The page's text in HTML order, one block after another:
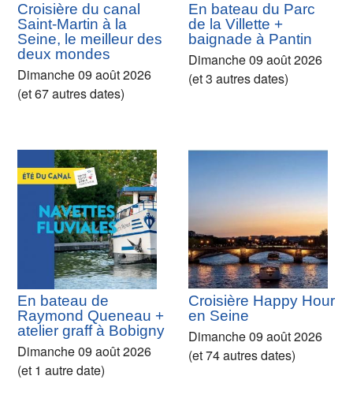
Croisière du canal
Saint-Martin à la
Seine, le meilleur des
deux mondes
Dimanche 09 août 2026
(et 67 autres dates)
En bateau du Parc
de la Villette +
baignade à Pantin
Dimanche 09 août 2026
(et 3 autres dates)
En bateau de
Raymond Queneau +
atelier graff à Bobigny
Dimanche 09 août 2026
(et 1 autre date)
Croisière Happy Hour
en Seine
Dimanche 09 août 2026
(et 74 autres dates)